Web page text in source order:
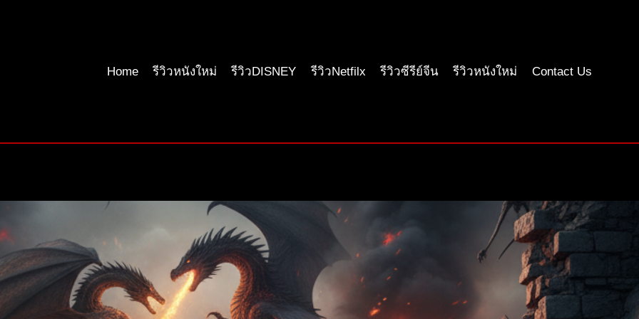
Home
รีวิวหนังใหม่ รีวิวDISNEY รีวิวNetfilx รีวิวซีรีย์จีน รีวิวหนังใหม่ Contact Us